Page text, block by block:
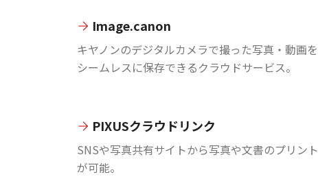
Image.canon
キヤノンのデジタルカメラで撮った写真・動画を
シームレスに保存できるクラウドサービス。
PIXUSクラウドリンク
SNSや写真共有サイトから写真や文書のプリント
が可能。